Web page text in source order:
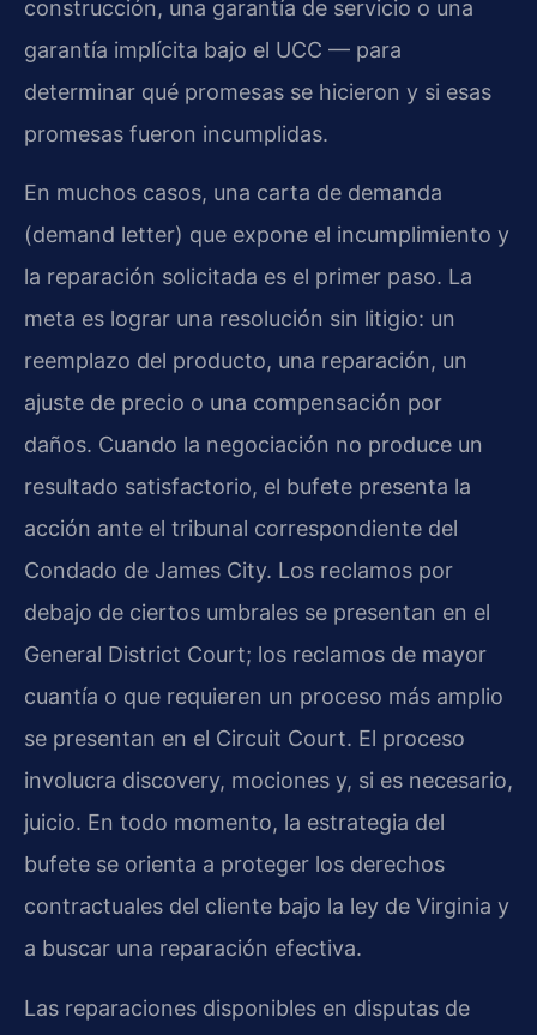
construcción, una garantía de servicio o una
garantía implícita bajo el UCC — para
determinar qué promesas se hicieron y si esas
promesas fueron incumplidas.
En muchos casos, una carta de demanda
(demand letter) que expone el incumplimiento y
la reparación solicitada es el primer paso. La
meta es lograr una resolución sin litigio: un
reemplazo del producto, una reparación, un
ajuste de precio o una compensación por
daños. Cuando la negociación no produce un
resultado satisfactorio, el bufete presenta la
acción ante el tribunal correspondiente del
Condado de James City. Los reclamos por
debajo de ciertos umbrales se presentan en el
General District Court; los reclamos de mayor
cuantía o que requieren un proceso más amplio
se presentan en el Circuit Court. El proceso
involucra discovery, mociones y, si es necesario,
juicio. En todo momento, la estrategia del
bufete se orienta a proteger los derechos
contractuales del cliente bajo la ley de Virginia y
a buscar una reparación efectiva.
Las reparaciones disponibles en disputas de